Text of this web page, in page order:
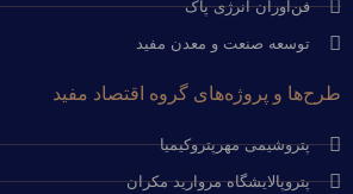
فن‌آوران انرژی پاک
توسعه صنعت و معدن مفید
طرح‌ها و پروژه‌های گروه اقتصاد مفید
پتروشیمی مهرپتروکیمیا
پتروپالایشگاه مروارید مکران